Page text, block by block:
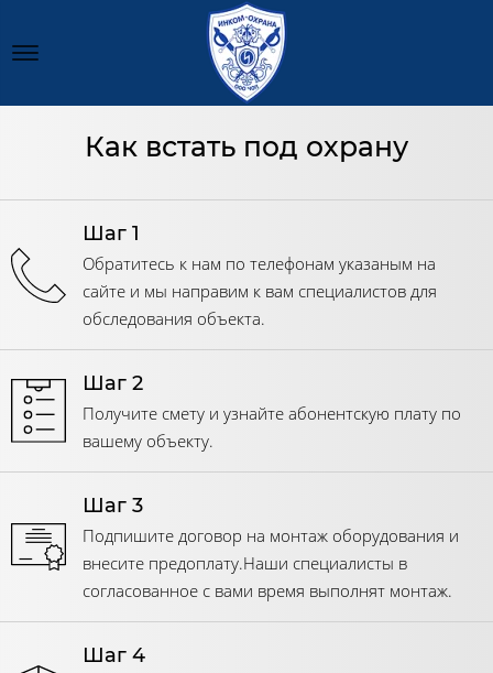
Как встать под охрану
Шаг 1
Обратитесь к нам по телефонам указаным на
сайте и мы направим к вам специалистов для
обследования объекта.
Шаг 2
Получите смету и узнайте абонентскую плату по
вашему объекту.
Шаг 3
Подпишите договор на монтаж оборудования и
внесите предоплату.Наши специалисты в
согласованное с вами время выполнят монтаж.
Шаг 4